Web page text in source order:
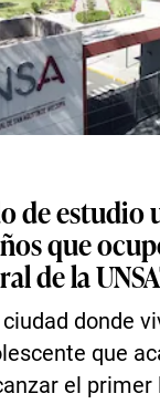
de estudio
que
de la
donde
que
el primer